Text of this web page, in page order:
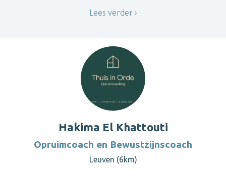
Lees verder
Hakima El Khattouti
Opruimcoach en Bewustzijnscoach
Leuven (6km)